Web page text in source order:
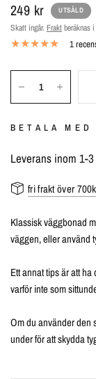
249 kr UTSÅLD
Skatt ingår. Fraktberäknas
1
BETALA
Leverans inom 1-
fri frakt över
Klassisk väggbonad
väggen, eller använd
Ett annat tips är att
varför inte som
Om du använder den
under för att skydda